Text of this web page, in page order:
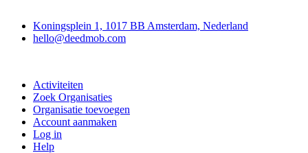
Koningsplein 1, 1017 BB Amsterdam, Nederland
hello@deedmob.com
Activiteiten
Zoek Organisaties
Organisatie toevoegen
Account aanmaken
Log in
Help